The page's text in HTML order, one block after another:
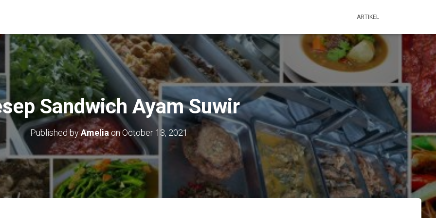
ARTIKEL
Sandwich Ayam Suwir
Published byAmelia onOctober 13, 2021